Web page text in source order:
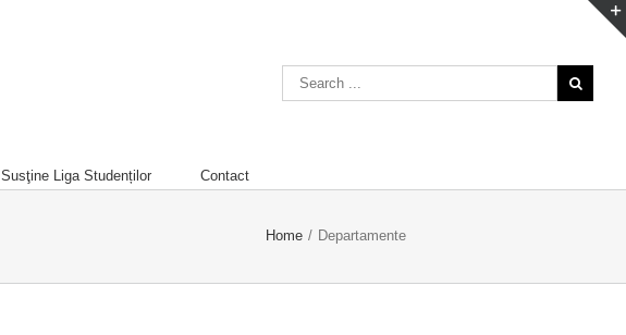
Susţine Liga Studenților Contact
Home / Departamente